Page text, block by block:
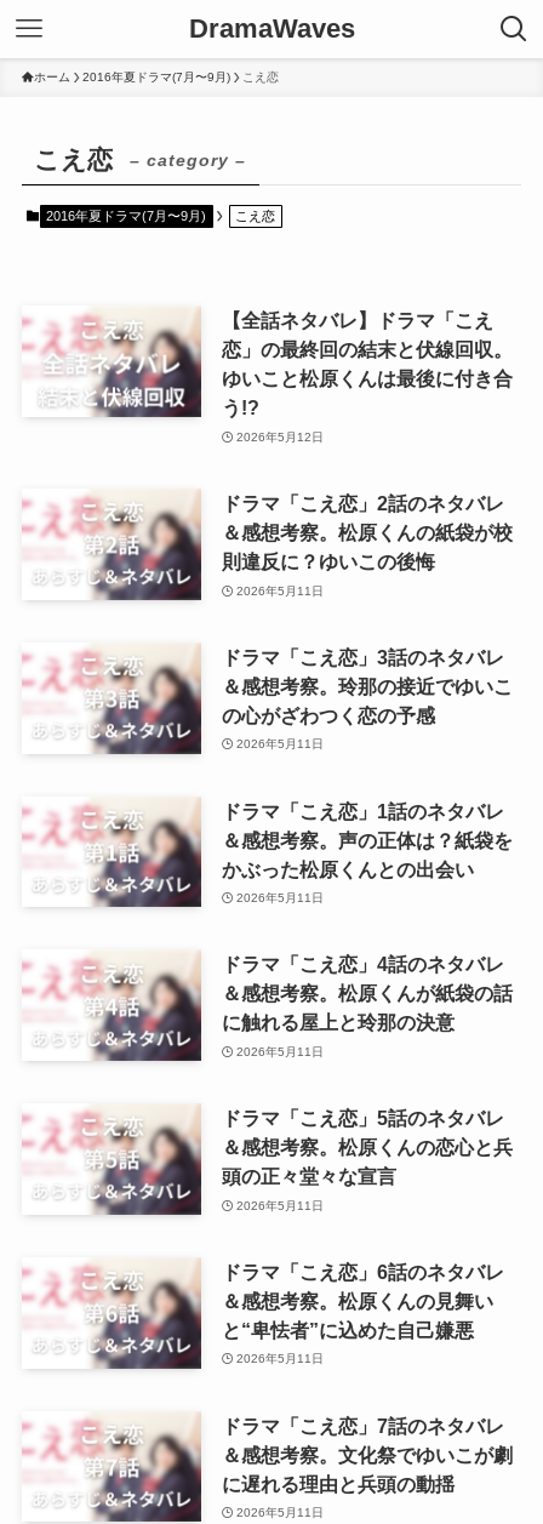
DramaWaves
ホーム 2016年夏ドラマ(7月〜9月) こえ恋
こえ恋 – category –
2016年夏ドラマ(7月〜9月) こえ恋
【全話ネタバレ】ドラマ「こえ
恋」の最終回の結末と伏線回収。
ゆいこと松原くんは最後に付き合
う!?
2026年5月12日
ドラマ「こえ恋」2話のネタバレ
＆感想考察。松原くんの紙袋が校
則違反に？ゆいこの後悔
2026年5月11日
ドラマ「こえ恋」3話のネタバレ
＆感想考察。玲那の接近でゆいこ
の心がざわつく恋の予感
2026年5月11日
ドラマ「こえ恋」1話のネタバレ
＆感想考察。声の正体は？紙袋を
かぶった松原くんとの出会い
2026年5月11日
ドラマ「こえ恋」4話のネタバレ
＆感想考察。松原くんが紙袋の話
に触れる屋上と玲那の決意
2026年5月11日
ドラマ「こえ恋」5話のネタバレ
＆感想考察。松原くんの恋心と兵
頭の正々堂々な宣言
2026年5月11日
ドラマ「こえ恋」6話のネタバレ
＆感想考察。松原くんの見舞い
と“卑怯者”に込めた自己嫌悪
2026年5月11日
ドラマ「こえ恋」7話のネタバレ
＆感想考察。文化祭でゆいこが劇
に遅れる理由と兵頭の動揺
2026年5月11日